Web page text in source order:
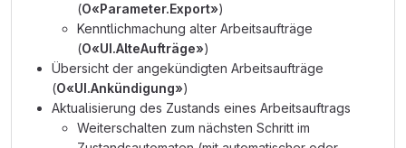
(O«Parameter.Export»)
Kenntlichmachung alter Arbeitsaufträge
(O«UI.AlteAufträge»)
Übersicht der angekündigten Arbeitsaufträge
(O«UI.Ankündigung»)
Aktualisierung des Zustands eines Arbeitsauftrags
Weiterschalten zum nächsten Schritt im